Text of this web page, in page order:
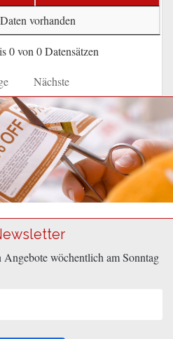
vorhanden
0 von 0 Datensätzen
Nächste
Angebote wöchentlich am Sonntag